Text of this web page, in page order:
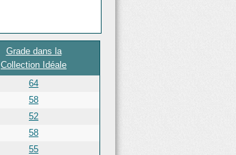
Grade dans la
Collection Idéale
64
58
52
58
55